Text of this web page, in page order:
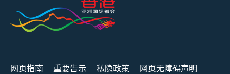
网页指南 重要告示 私隐政策 网页无障碍声明